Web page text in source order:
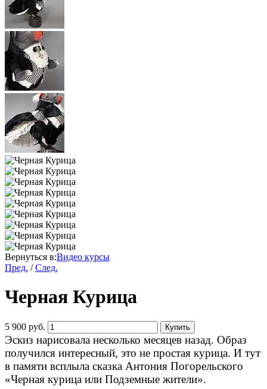
Вернуться в:Видео курсы
Пред. / След.
Черная Курица
5 900 руб. Купить
Эскиз нарисовала несколько месяцев назад. Образ
получился интересный, это не простая курица. И тут
в памяти всплыла сказка Антония Погорельского
«Черная курица или Подземные жители».